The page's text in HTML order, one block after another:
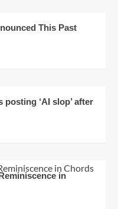
This Past
‘AI slop’ after
in